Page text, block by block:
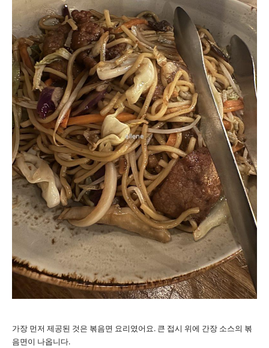
가장 먼저 제공된 것은 볶음면 요리였어요. 큰 접시 위에 간장 소스의 볶
음면이 나옵니다.